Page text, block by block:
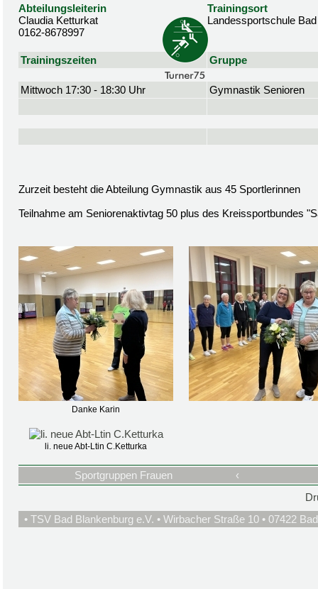
Abteilungsleiterin
Claudia Ketturkat
0162-8678997
Trainingsort
Landessportschule
Trainingszeiten Gruppe
Mittwoch 17:30 - 18:30 Uhr Gymnastik Senioren
Zurzeit besteht die Abteilung Gymnastik aus 45 Sportlerinnen
Teilnahme am Seniorenaktivtag 50 plus des Kreissportbundes
Danke Karin
li. neue Abt-Ltin C.Ketturka
Sportgruppen Frauen
‹
• TSV Bad Blankenburg e.V. • Wirbacher Straße 10 • 07422